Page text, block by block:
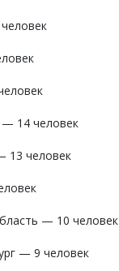
— 14 человек
13 человек
— 10 человек
— 9 человек